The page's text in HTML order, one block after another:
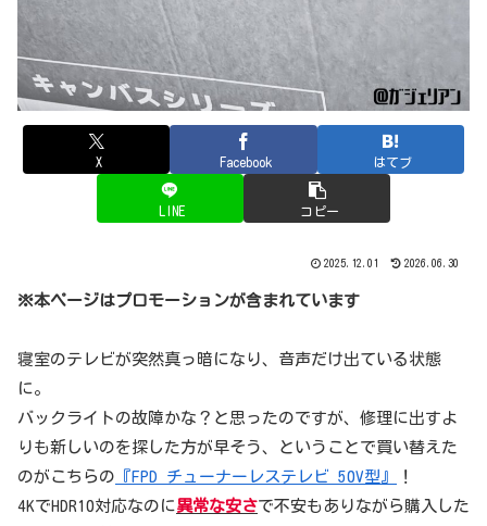
X Facebook はてブ
LINE コピー
2025.12.01 2026.06.30
※本ページはプロモーションが含まれています
寝室のテレビが突然真っ暗になり、音声だけ出ている状態
に。
バックライトの故障かな？と思ったのですが、修理に出すよ
りも新しいのを探した方が早そう、ということで買い替えた
のがこちらの 『FPD チューナーレステレビ 50V型』
！
4KでHDR10対応なのに異常な安さで不安もありながら購入した